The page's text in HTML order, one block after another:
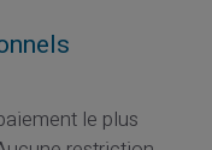
le plus